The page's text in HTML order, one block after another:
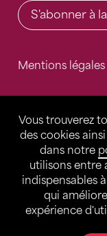
Vous trouverez
des cookies
dans notre
utilisons entre
indispensables
qui
expérience
S'abonner à
Mentions légales